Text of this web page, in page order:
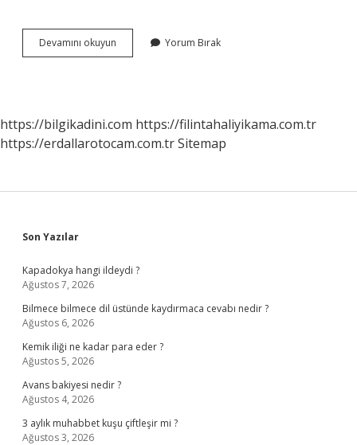
Devamını okuyun
Vücuda
Yorum Bırak
https://bilgikadini.com https://filintahaliyikama.com.tr
https://erdallarotocam.com.trSitemap
Sidebar
Son Yazılar
Kapadokya hangi ildeydi ?
Ağustos 7, 2026
Bilmece bilmece dil üstünde kaydırmaca cevabı nedir ?
Ağustos 6, 2026
Kemik iliği ne kadar para eder ?
Ağustos 5, 2026
Avans bakiyesi nedir ?
Ağustos 4, 2026
3 aylık muhabbet kuşu çiftleşir mi ?
Ağustos 3, 2026